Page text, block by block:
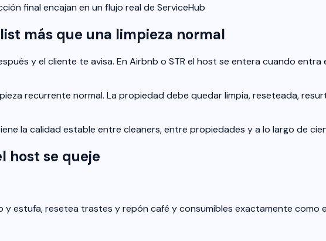
final encajan en un flujo real de ServiceHub
más que una limpieza normal
y el cliente te avisa. En Airbnb o STR el host se entera cuando entra
recurrente normal. La propiedad debe quedar limpia, reseteada,
la calidad estable entre cleaners, entre propiedades y a lo largo de
host se queje
y estufa, resetea trastes y repón café y consumibles exactamente como